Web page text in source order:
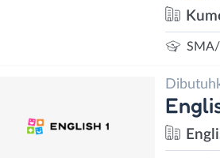
SMA/